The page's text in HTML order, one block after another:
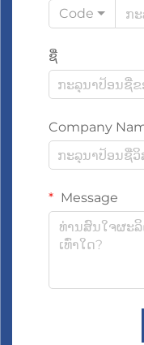
Code
ຊື່
Company
Message